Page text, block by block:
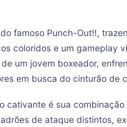
famoso Punch-Out!!,
coloridos e um gameplay
um jovem boxeador,
em busca do cinturão de
cativante é sua
de ataque distintos,